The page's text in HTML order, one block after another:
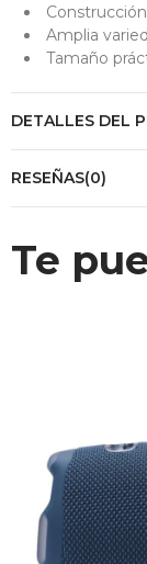
Amplia
Tamaño
DETALLES DEL
RESEÑAS(0)
Te